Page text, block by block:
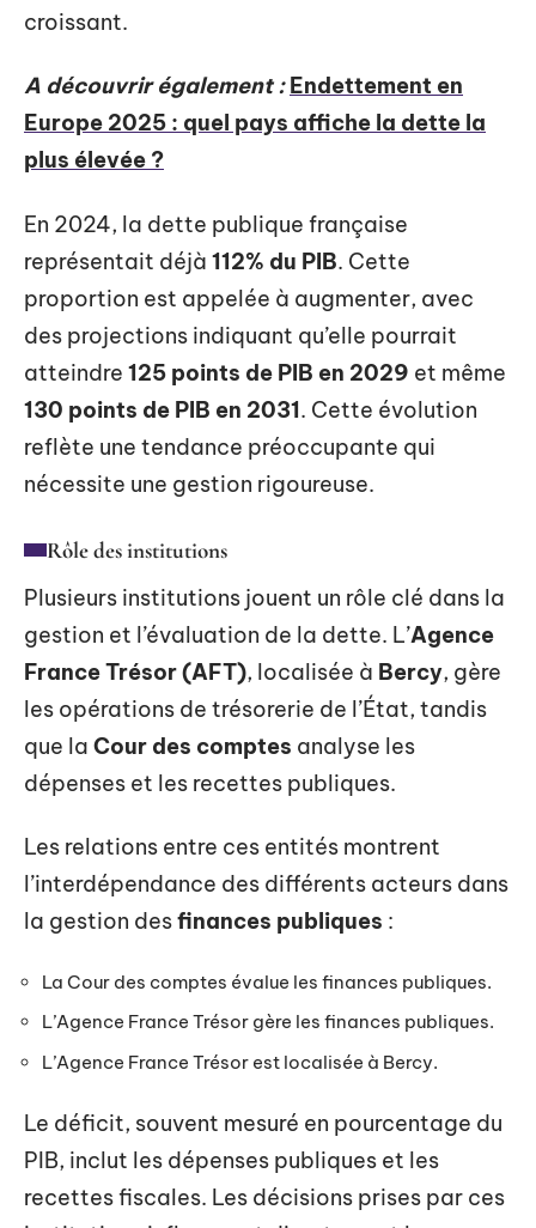
croissant.
A découvrir également : Endettement en
Europe 2025 : quel pays affiche la dette la
plus élevée ?
En 2024, la dette publique française
représentait déjà 112% du PIB. Cette
proportion est appelée à augmenter, avec
des projections indiquant qu’elle pourrait
atteindre 125 points de PIB en 2029 et même
130 points de PIB en 2031. Cette évolution
reflète une tendance préoccupante qui
nécessite une gestion rigoureuse.
Rôle des institutions
Plusieurs institutions jouent un rôle clé dans la
gestion et l’évaluation de la dette. L’Agence
France Trésor (AFT), localisée à Bercy, gère
les opérations de trésorerie de l’État, tandis
que la Cour des comptes analyse les
dépenses et les recettes publiques.
Les relations entre ces entités montrent
l’interdépendance des différents acteurs dans
la gestion desfinances publiques :
La Cour des comptes évalue les finances publiques.
L’Agence France Trésor gère les finances publiques.
L’Agence France Trésor est localisée à Bercy.
Le déficit, souvent mesuré en pourcentage du
PIB, inclut les dépenses publiques et les
recettes fiscales. Les décisions prises par ces